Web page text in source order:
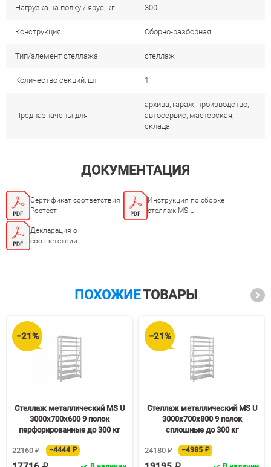
Нагрузка на полку / ярус, кг 300
Конструкция Сборно-разборная
Тип/элемент стеллажа стеллаж
Количество секций, шт 1
Предназначены для
архива, гараж, производство,
автосервис, мастерская,
склада
ДОКУМЕНТАЦИЯ
Сертификат соответствия
Ростест
Инструкция по сборке
стеллаж MS U
Декларация о
соответствии
ПОХОЖИЕТОВАРЫ
−21%
Стеллаж металлический MS U
3000х700х600 9 полок
перфорированные до 300 кг
22160 ₽ −4444 ₽
−21%
Стеллаж металлический MS U
3000х700х800 9 полок
сплошные до 300 кг
24180 ₽ −4985 ₽